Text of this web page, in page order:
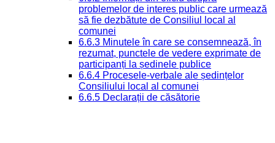
problemelor de interes public care urmează
să fie dezbătute de Consiliul local al
comunei
6.6.3 Minutele în care se consemnează, în
rezumat, punctele de vedere exprimate de
participanți la ședinele publice
6.6.4 Procesele-verbale ale ședințelor
Consiliului local al comunei
6.6.5 Declarații de căsătorie